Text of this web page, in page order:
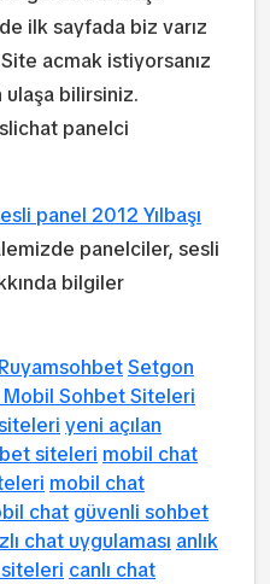
ilk sayfada biz varız
acmak istiyorsanız
bilirsiniz.
panelci
panel 2012 Yılbaşı
panelciler, sesli
bilgiler
RuyamsohbetSetgon
Sohbet Siteleri
yeni açılan
siteleri mobil chat
mobil chat
chat güvenli sohbet
chat uygulaması anlık
canlı chat